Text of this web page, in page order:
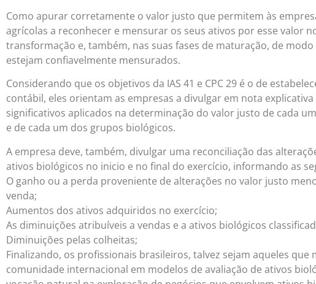
Como apurar corretamente o valor justo que permitem às
agrícolas a reconhecer e mensurar os seus ativos por esse valor
transformação e, também, nas suas fases de maturação, de
estejam confiavelmente mensurados.
Considerando que os objetivos da IAS 41 e CPC 29 é o de
contábil, eles orientam as empresas a divulgar em nota
significativos aplicados na determinação do valor justo de cada
e de cada um dos grupos biológicos.
A empresa deve, também, divulgar uma reconciliação das
ativos biológicos no inicio e no final do exercício, informando as
O ganho ou a perda proveniente de alterações no valor justo
venda;
Aumentos dos ativos adquiridos no exercício;
As diminuições atribuíveis a vendas e a ativos biológicos
Diminuições pelas colheitas;
Finalizando, os profissionais brasileiros, talvez sejam aqueles
comunidade internacional em modelos de avaliação de ativos